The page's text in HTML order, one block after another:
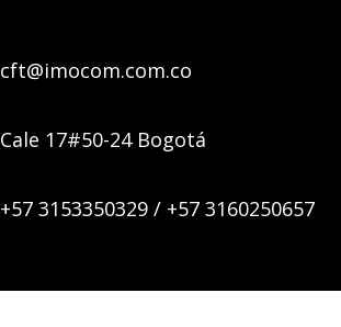
cft@imocom.com.co
Cale 17#50-24 Bogotá
+57 3153350329 / +57 3160250657